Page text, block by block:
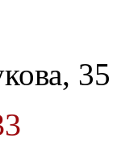
35